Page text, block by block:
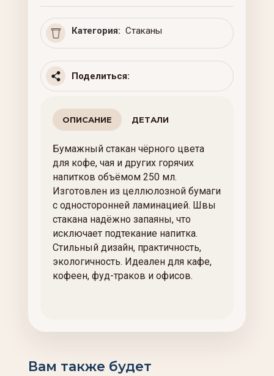
Категория: Стаканы
Поделиться:
ОПИСАНИЕ ДЕТАЛИ
Бумажный стакан чёрного цвета
для кофе, чая и других горячих
напитков объёмом 250 мл.
Изготовлен из целлюлозной бумаги
с односторонней ламинацией. Швы
стакана надёжно запаяны, что
исключает подтекание напитка.
Стильный дизайн, практичность,
экологичность. Идеален для кафе,
кофеен, фуд-траков и офисов.
Вам также будет